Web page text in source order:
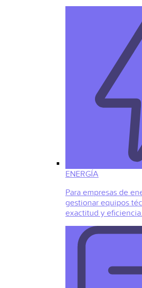
ENERGÍA
Para empresas de
gestionar equipos
exactitud y eficiencia.